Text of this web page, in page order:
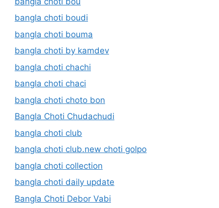
bangla choti boudi
bangla choti bouma
bangla choti by kamdev
bangla choti chachi
bangla choti chaci
bangla choti choto bon
Bangla Choti Chudachudi
bangla choti club
bangla choti club.new choti golpo
bangla choti collection
bangla choti daily update
Bangla Choti Debor Vabi